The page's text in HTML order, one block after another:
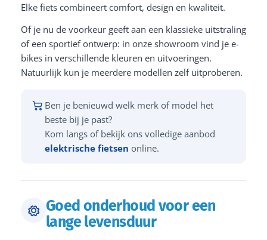
Elke fiets combineert comfort, design en kwaliteit.
Of je nu de voorkeur geeft aan een klassieke uitstraling
of een sportief ontwerp: in onze showroom vind je e-
bikes in verschillende kleuren en uitvoeringen.
Natuurlijk kun je meerdere modellen zelf uitproberen.
Ben je benieuwd welk merk of model het
beste bij je past?
Kom langs of bekijk ons volledige aanbod
elektrische fietsen online.
Goed onderhoud voor een
lange levensduur